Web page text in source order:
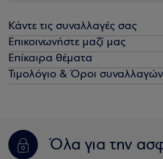
Κάντε τις συναλλαγές σας
Επικοινωνήστε μαζί μας
Επίκαιρα θέματα
Τιμολόγιο & Όροι συναλλαγών
Όλα για την